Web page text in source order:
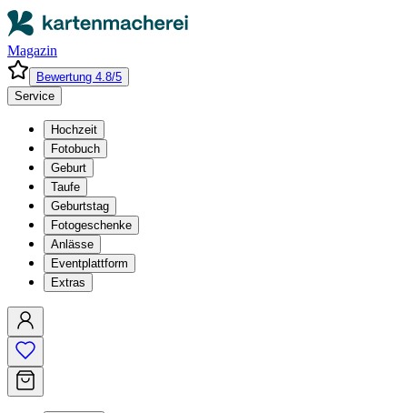
Magazin
Bewertung 4.8/5
Service
Hochzeit
Fotobuch
Geburt
Taufe
Geburtstag
Fotogeschenke
Anlässe
Eventplattform
Extras